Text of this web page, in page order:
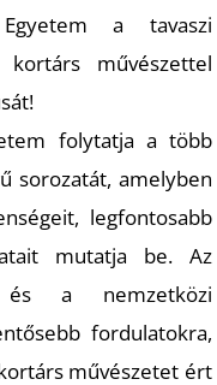
a tavaszi
művészettel
folytatja a több
sorozatát, amelyben
legfontosabb
mutatja be. Az
a nemzetközi
fordulatokra,
művészetet ért